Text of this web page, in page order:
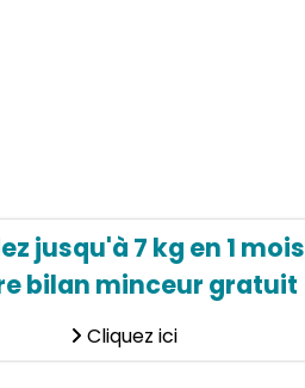
jusqu'à 7 kg en 1 mois
bilan minceur gratuit
Cliquez ici